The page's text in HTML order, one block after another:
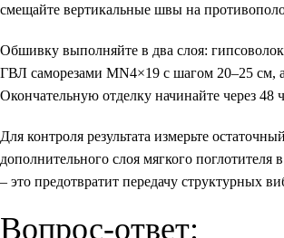
смещайте вертикальные швы на
Обшивку выполняйте в два слоя:
ГВЛ саморезами MN4×19 с шагом 20–25 см,
Окончательную отделку начинайте через 48
Для контроля результата измерьте
дополнительного слоя мягкого
– это предотвратит передачу структурных
Вопрос-ответ: